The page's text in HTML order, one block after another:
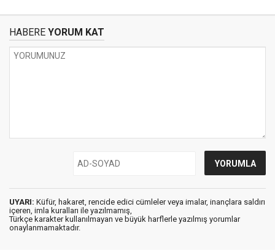
HABERE YORUM KAT
UYARI: Küfür, hakaret, rencide edici cümleler veya imalar, inançlara saldırı
içeren, imla kuralları ile yazılmamış,
Türkçe karakter kullanılmayan ve büyük harflerle yazılmış yorumlar
onaylanmamaktadır.